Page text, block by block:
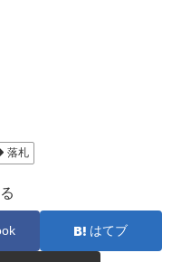
落札
はてブ